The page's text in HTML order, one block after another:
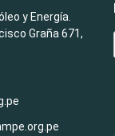
y Energía.
Graña 671,